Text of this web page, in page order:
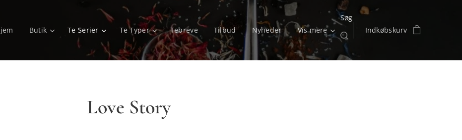
Butik Te Serier Te Typer Tebreve Tilbud Nyheder Vis mere
Søg
Indkøbskurv
Love Story